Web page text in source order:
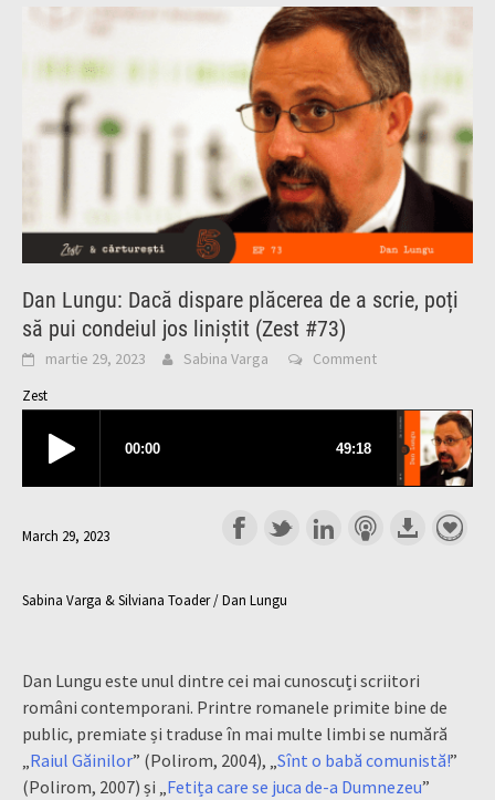
Dan Lungu: Dacă dispare plăcerea de a scrie, poți
să pui condeiul jos liniștit (Zest #73)
martie 29, 2023 Sabina Varga Comment
Zest
March 29, 2023
Sabina Varga & Silviana Toader / Dan Lungu
Dan Lungu este unul dintre cei mai cunoscuți scriitori
români contemporani. Printre romanele primite bine de
public, premiate și traduse în mai multe limbi se numără
Raiul Găinilor” (Polirom, 2004), „ Sînt o babă comunistă!”
(Polirom, 2007) și „ Fetița care se juca de-a Dumnezeu”